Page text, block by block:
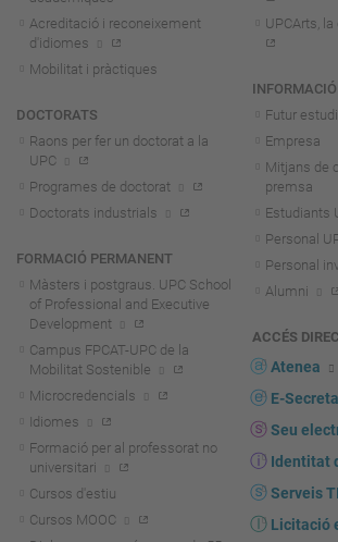
Acreditació i reconeixement
d'idiomes
Mobilitat i pràctiques
DOCTORATS
Raons per fer un doctorat a la
UPC
Programes de doctorat
Doctorats industrials
FORMACIÓ PERMANENT
Màsters i postgraus. UPC School
of Professional and Executive
Development
Campus FPCAT-UPC de la
Mobilitat Sostenible
Microcredencials
Idiomes
Formació per al professorat no
universitari
Cursos d'estiu
Cursos MOOC
UPCArts,
Futur
Empresa
Mitjans de
premsa
Estudiants
Personal
Personal
Alumni
ACCÉS
Atenea
E-
Seu
Identitat
Serveis
Licitació